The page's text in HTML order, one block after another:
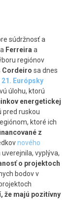
súdržnosť a
Ferreira a
regiónov
Cordeiro sa dnes
21. Európsky
úlohu, ktorú
energetickej
pred ruskou
ktoré ich
z
nového
vyplýva,
o projektoch
bodov v
že majú pozitívny